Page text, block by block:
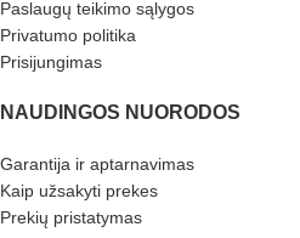
Paslaugų teikimo sąlygos
Privatumo politika
Prisijungimas
NAUDINGOS NUORODOS
Garantija ir aptarnavimas
Kaip užsakyti prekes
Prekių pristatymas